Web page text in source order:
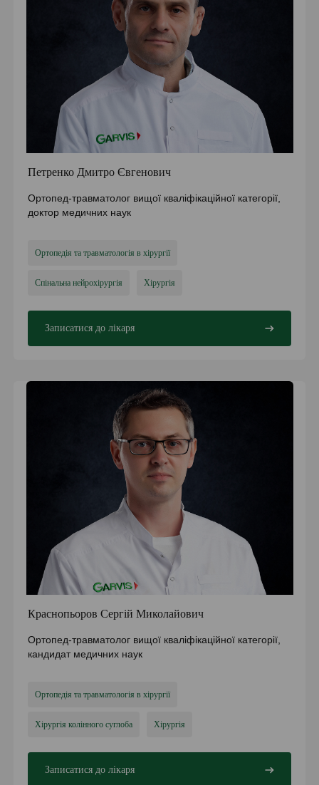
Петренко Дмитро Євгенович
Ортопед-травматолог вищої кваліфікаційної категорії,
доктор медичних наук
Ортопедія та травматологія в хірургії
Спінальна нейрохірургія Хірургія
Записатися до лікаря
Краснопьоров Сергій Миколайович
Ортопед-травматолог вищої кваліфікаційної категорії,
кандидат медичних наук
Ортопедія та травматологія в хірургії
Хірургія колінного суглоба Хірургія
Записатися до лікаря